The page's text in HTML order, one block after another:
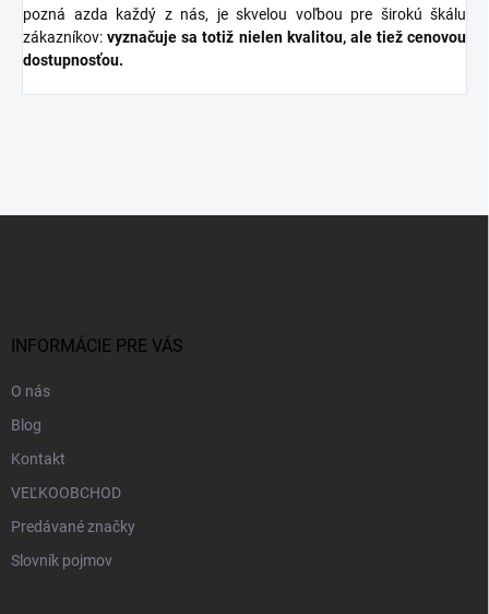
pozná azda každý z nás, je skvelou voľbou pre širokú škálu
zákazníkov:vyznačuje sa totiž nielen kvalitou, ale tiež cenovou
dostupnosťou.
INFORMÁCIE PRE VÁS
O nás
Blog
Kontakt
VEĽKOOBCHOD
Predávané značky
Slovník pojmov